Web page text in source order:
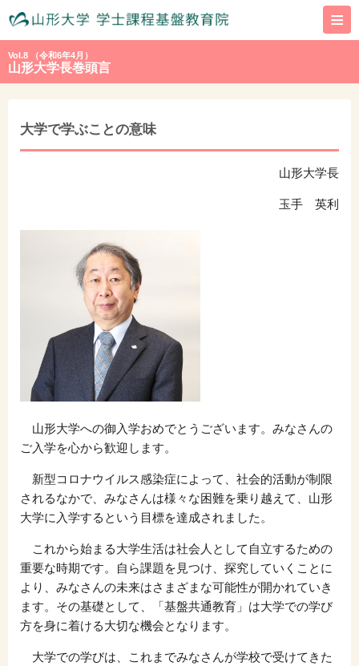
≡
Vol.8 （令和6年4月）
山形大学長巻頭言
大学で学ぶことの意味
山形大学長
玉手 英利
山形大学への御入学おめでとうございます。みなさんの
ご入学を心から歓迎します。
新型コロナウイルス感染症によって、社会的活動が制限
されるなかで、みなさんは様々な困難を乗り越えて、山形
大学に入学するという目標を達成されました。
これから始まる大学生活は社会人として自立するための
重要な時期です。自ら課題を見つけ、探究していくことに
より、みなさんの未来はさまざまな可能性が開かれていき
ます。その基礎として、「基盤共通教育」は大学での学び
方を身に着ける大切な機会となります。
大学での学びは、これまでみなさんが学校で受けてきた